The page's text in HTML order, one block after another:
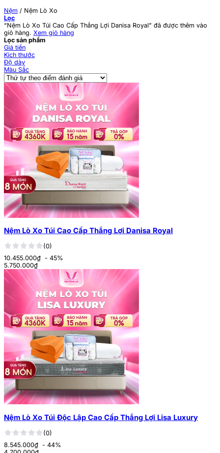
Nệm / Nệm Lò Xo
Lọc
“Nệm Lò Xo Túi Cao Cấp Thắng Lợi Danisa Royal” đã được thêm vào
giỏ hàng. Xem giỏ hàng
Lọc sản phẩm
Giá tiền
Kích thước
Độ dày
Màu Sắc
Nệm Lò Xo Túi Cao Cấp Thắng Lợi Danisa Royal
(0)
10.455.000₫ - 45%
5.750.000₫
Nệm Lò Xo Túi Độc Lập Cao Cấp Thắng Lợi Lisa Luxury
(0)
8.545.000₫ - 44%